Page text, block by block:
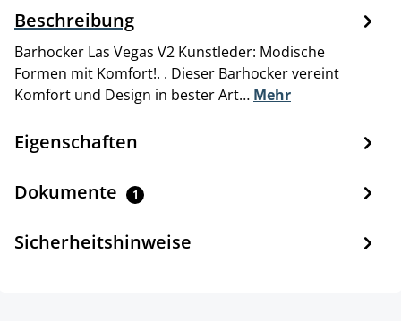
Beschreibung
Barhocker Las Vegas V2 Kunstleder: Modische
Formen mit Komfort!. . Dieser Barhocker vereint
Komfort und Design in bester Art… Mehr
Eigenschaften
Dokumente 1
Sicherheitshinweise